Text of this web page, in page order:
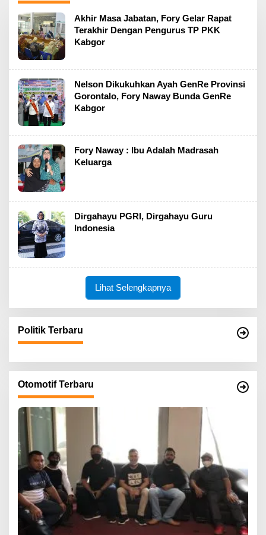
Akhir Masa Jabatan, Fory Gelar Rapat
Terakhir Dengan Pengurus TP PKK
Kabgor
Nelson Dikukuhkan Ayah GenRe Provinsi
Gorontalo, Fory Naway Bunda GenRe
Kabgor
Fory Naway : Ibu Adalah Madrasah
Keluarga
Dirgahayu PGRI, Dirgahayu Guru
Indonesia
Lihat Selengkapnya
Politik Terbaru
Otomotif Terbaru